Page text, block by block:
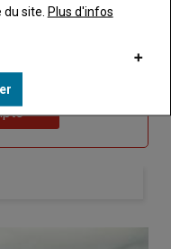
et créez votre
Caracterres.
site. Plus d'infos